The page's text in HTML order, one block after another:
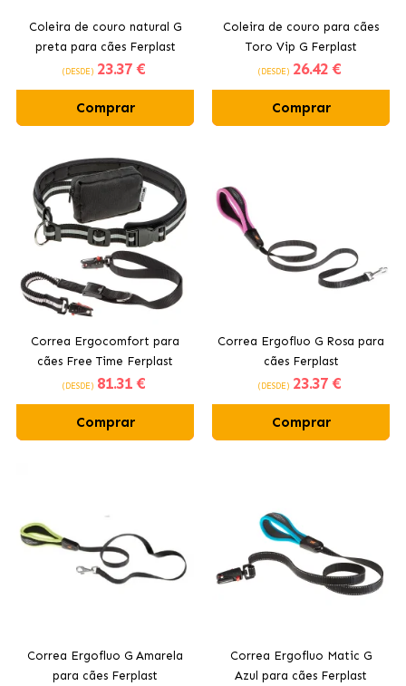
Coleira de couro natural G
preta para cães Ferplast
(DESDE) 23.37 €
Comprar
Coleira de couro para cães
Toro Vip G Ferplast
(DESDE) 26.42 €
Comprar
Correa Ergocomfort para
cães Free Time Ferplast
(DESDE) 81.31 €
Comprar
Correa Ergofluo G Rosa para
cães Ferplast
(DESDE) 23.37 €
Comprar
Correa Ergofluo G Amarela
para cães Ferplast
Correa Ergofluo Matic G
Azul para cães Ferplast